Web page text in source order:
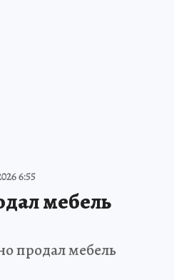
6:55
мебель
продал мебель